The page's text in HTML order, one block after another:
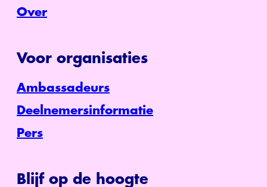
Over
Voor organisaties
Ambassadeurs
Deelnemersinformatie
Pers
Blijf op de hoogte